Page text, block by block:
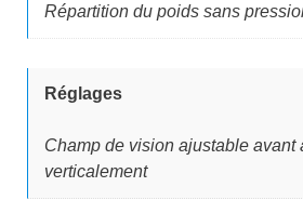
Répartition du poids sans
Réglages
Champ de vision ajustable avant
verticalement